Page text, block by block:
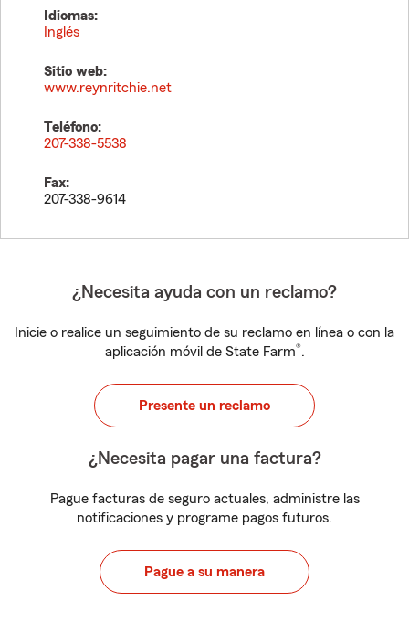
Idiomas:
Inglés
Sitio web:
www.reynritchie.net
Teléfono:
207-338-5538
Fax:
207-338-9614
¿Necesita ayuda con un reclamo?
Inicie o realice un seguimiento de su reclamo en línea o con la
aplicación móvil de State Farm®.
Presente un reclamo
¿Necesita pagar una factura?
Pague facturas de seguro actuales, administre las
notificaciones y programe pagos futuros.
Pague a su manera